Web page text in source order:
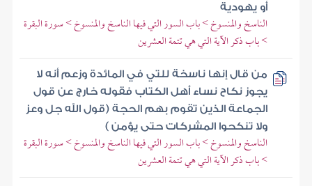
أو يهودية
الناسخ والمنسوخ > باب السور التي فيها الناسخ والمنسوخ > سورة البقرة
> باب ذكر الآية التي هي تتمة العشرين
من قال إنها ناسخة للتي في المائدة وزعم أنه لا
يجوز نكاح نساء أهل الكتاب فقوله خارج عن قول
الجماعة الذين تقوم بهم الحجة (قول الله جل وعز
ولا تنكحوا المشركات حتى يؤمن )
الناسخ والمنسوخ > باب السور التي فيها الناسخ والمنسوخ > سورة البقرة
> باب ذكر الآية التي هي تتمة العشرين